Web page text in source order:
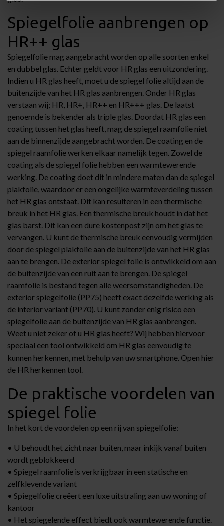
Spiegelfolie aanbrengen op
HR++ glas
Spiegelfolie mag aangebracht worden op alle soorten enkel
en dubbel glas. Echter geldt voor HR glas een uitzondering.
Indien u HR glas heeft, moet u de spiegel folie altijd aan de
buitenzijde van het HR glas aanbrengen. Onder HR glas
verstaan wij; HR, HR+, HR++ en HR+++ glas. De laatst
genoemde is bekender als triple glas. Doordat HR glas een
coating tussen het glas heeft, mag de spiegel raamfolie niet
aan de binnenzijde aangebracht worden. De coating en de
spiegel raamfolie werken elkaar namelijk tegen. Zowel de
coating als de spiegel folie hebben een warmtewerende
werking. De coating doet dit in mindere maten dan de spiegel
plakfolie, waardoor er een ongelijke warmteverdeling tussen
het HR glas ontstaat. Dit kan resulteren in een thermische
breuk in het HR glas. Een thermische breuk houdt in dat het
glas barst. Dit kan een dure kostenpost zijn om het glas te
vervangen. U kunt de thermische breuk eenvoudig vermijden
door de spiegel plakfolie aan de buitenzijde van het HR glas
aan te brengen. De exterior spiegel folie is ontwikkeld om aan
de buitenzijde van een ruit aan te brengen. De spiegel
raamfolie is bestand tegen alle weersomstandigheden. De
exterior spiegelfolie (PP75) heeft exact dezelfde werking als
de interior variant (PP70). U kunt zonder enig risico een
spiegelfolie aan de buitenzijde van HR glas aanbrengen.
Weet u niet zeker of u HR glas heeft? Wij hebben hiervoor
speciaal een tool ontwikkeld om HR glas eenvoudig te
kunnen herkennen, met behulp van uw smartphone. Open hier
de HR herkennen tool.
De praktische voordelen van
spiegel folie
In het kort de voordelen op een rij van spiegelfolie:
• U behoudt het zicht naar buiten, maar inkijk vanaf buiten
wordt geblokkeerd
• Spiegel raamfolie is verkrijgbaar in een statische en
zelfklevende variant
• Spiegelfolie creëert een luxe uitstraling aan uw woning of
kantoor
• Het spiegelende effect biedt ook warmtewerende functie.